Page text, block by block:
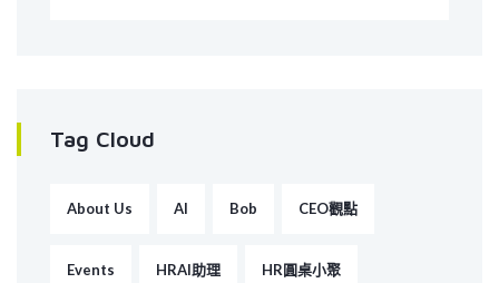
Tag Cloud
About Us AI Bob CEO觀點
Events HRAI助理 HR圓桌小聚